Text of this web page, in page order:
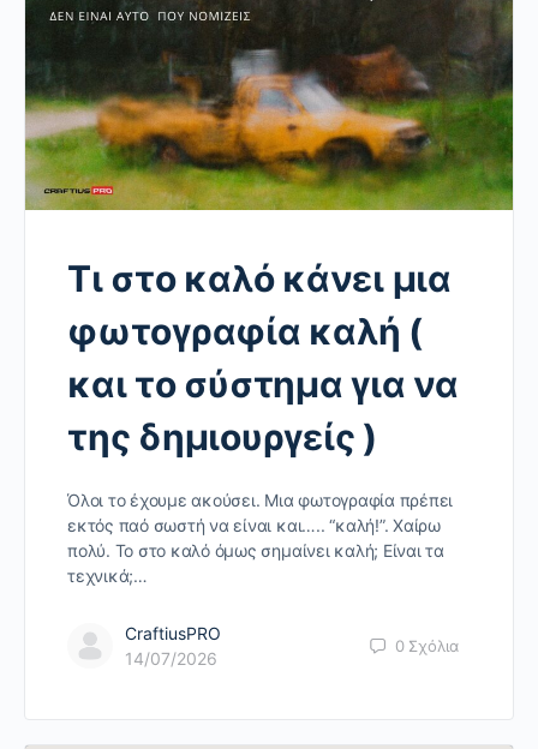
Τι στο καλό κάνει μια
φωτογραφία καλή (
και το σύστημα για να
της δημιουργείς )
Όλοι το έχουμε ακούσει. Μια φωτογραφία πρέπει
εκτός παό σωστή να είναι και….. “καλή!”. Χαίρω
πολύ. Το στο καλό όμως σημαίνει καλή; Είναι τα
τεχνικά;…
CraftiusPRO
14/07/2026
0 Σχόλια